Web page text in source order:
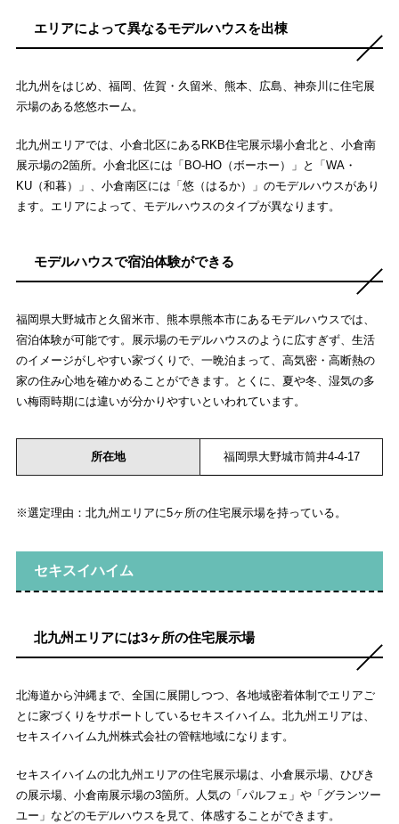
エリアによって異なるモデルハウスを出棟
北九州をはじめ、福岡、佐賀・久留米、熊本、広島、神奈川に住宅展
示場のある悠悠ホーム。
北九州エリアでは、小倉北区にあるRKB住宅展示場小倉北と、小倉南
展示場の2箇所。小倉北区には「BO-HO（ボーホー）」と「WA・
KU（和暮）」、小倉南区には「悠（はるか）」のモデルハウスがあり
ます。エリアによって、モデルハウスのタイプが異なります。
モデルハウスで宿泊体験ができる
福岡県大野城市と久留米市、熊本県熊本市にあるモデルハウスでは、
宿泊体験が可能です。展示場のモデルハウスのように広すぎず、生活
のイメージがしやすい家づくりで、一晩泊まって、高気密・高断熱の
家の住み心地を確かめることができます。とくに、夏や冬、湿気の多
い梅雨時期には違いが分かりやすいといわれています。
所在地 福岡県大野城市筒井4-4-17
※選定理由：北九州エリアに5ヶ所の住宅展示場を持っている。
セキスイハイム
北九州エリアには3ヶ所の住宅展示場
北海道から沖縄まで、全国に展開しつつ、各地域密着体制でエリアご
とに家づくりをサポートしているセキスイハイム。北九州エリアは、
セキスイハイム九州株式会社の管轄地域になります。
セキスイハイムの北九州エリアの住宅展示場は、小倉展示場、ひびき
の展示場、小倉南展示場の3箇所。人気の「パルフェ」や「グランツー
ユー」などのモデルハウスを見て、体感することができます。